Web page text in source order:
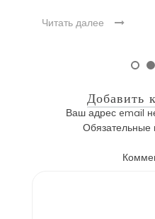
Читать далее
Добавить
Ваш адрес email
Обязательные